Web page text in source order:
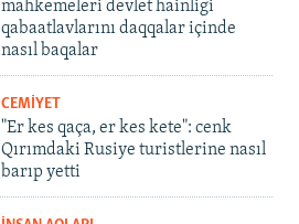
mahkemeleri devlet hainligi
qabaatlavlarını daqqalar içinde
nasıl baqalar
CEMİYET
"Er kes qaça, er kes kete": cenk
Qırımdaki Rusiye turistlerine nasıl
barıp yetti